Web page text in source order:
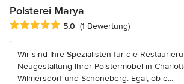
Polsterei Marya
Durchschnittliche Bewertung: 5 von 5
5,0 (1 Bewertung)
Wir sind Ihre Spezialisten für die
Neugestaltung Ihrer Polstermöbel in
Wilmersdorf und Schöneberg. Egal, ob e...